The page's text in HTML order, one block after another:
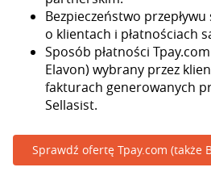
Bezpieczeństwo
o klientach i płatnościach
Sposób płatności
Elavon) wybrany przez
fakturach generowanych
Sellasist.
Sprawdź ofertę Tpay.com (także